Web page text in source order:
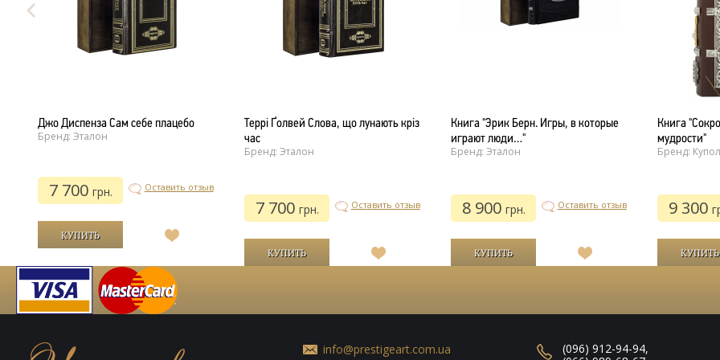
Джо Диспенза Сам себе плацебо
Бренд: Эталон
7 700 грн. Оставить отзыв
желаний
Террі Ґолвей Слова, що лунають кріз
час
Бренд: Эталон
7 700 грн. Оставить отзыв
В
Книга "Эрик Берн. Игры, в которые
играют люди…"
Бренд: Эталон
8 900 грн. Оставить отзыв
В
Книга
мудрости"
Бренд:
9 300
info@prestigeart.com.ua (096) 912-94-94,